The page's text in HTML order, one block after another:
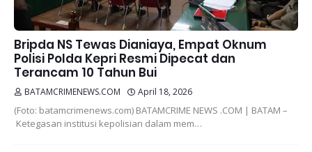
Bripda NS Tewas Dianiaya, Empat Oknum
Polisi Polda Kepri Resmi Dipecat dan
Terancam 10 Tahun Bui
BATAMCRIMENEWS.COM April 18, 2026
(Foto: batamcrimenews.com) BATAMCRIME NEWS .COM | BATAM –
Ketegasan institusi kepolisian dalam mem…